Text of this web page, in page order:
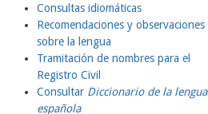
Consultas idiomáticas
Recomendaciones y observaciones
sobre la lengua
Tramitación de nombres para el
Registro Civil
Consultar Diccionario de la lengua
española